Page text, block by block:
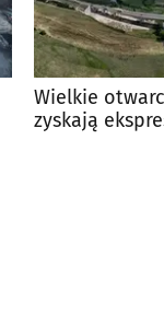
Wielkie
zyskają